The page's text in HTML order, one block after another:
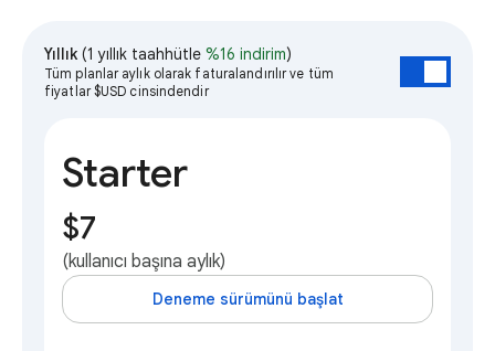
Yıllık (1 yıllık taahhütle %16 indirim)
Tüm planlar aylık olarak faturalandırılır ve tüm
fiyatlar $USD cinsindendir
Starter
$7
(kullanıcı başına aylık)
Deneme sürümünü başlat